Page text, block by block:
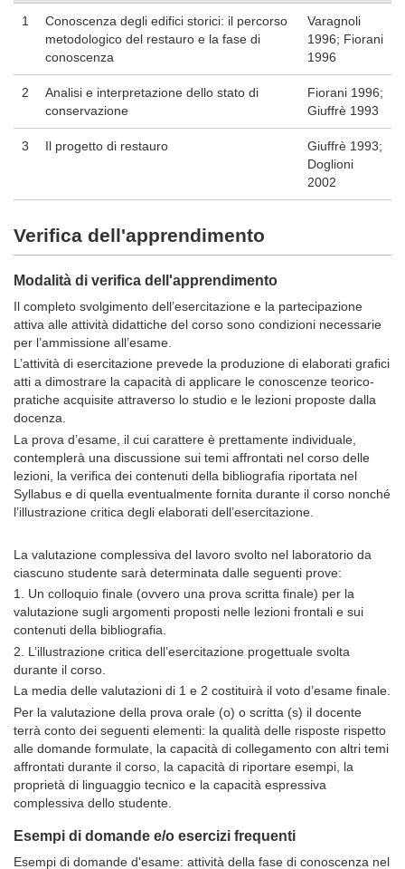
1
Conoscenza degli edifici storici: il percorso
metodologico del restauro e la fase di
conoscenza
Varagnoli
1996; Fiorani
1996
2
Analisi e interpretazione dello stato di
conservazione
Fiorani 1996;
Giuffrè 1993
3 Il progetto di restauro
Giuffrè 1993;
Doglioni
2002
Verifica dell'apprendimento
Modalità di verifica dell'apprendimento
Il completo svolgimento dell’esercitazione e la partecipazione
attiva alle attività didattiche del corso sono condizioni necessarie
per l’ammissione all’esame.
L’attività di esercitazione prevede la produzione di elaborati grafici
atti a dimostrare la capacità di applicare le conoscenze teorico-
pratiche acquisite attraverso lo studio e le lezioni proposte dalla
docenza.
La prova d’esame, il cui carattere è prettamente individuale,
contemplerà una discussione sui temi affrontati nel corso delle
lezioni, la verifica dei contenuti della bibliografia riportata nel
Syllabus e di quella eventualmente fornita durante il corso nonché
l’illustrazione critica degli elaborati dell’esercitazione.
La valutazione complessiva del lavoro svolto nel laboratorio da
ciascuno studente sarà determinata dalle seguenti prove:
1. Un colloquio finale (ovvero una prova scritta finale) per la
valutazione sugli argomenti proposti nelle lezioni frontali e sui
contenuti della bibliografia.
2. L’illustrazione critica dell’esercitazione progettuale svolta
durante il corso.
La media delle valutazioni di 1 e 2 costituirà il voto d’esame finale.
Per la valutazione della prova orale (o) o scritta (s) il docente
terrà conto dei seguenti elementi: la qualità delle risposte rispetto
alle domande formulate, la capacità di collegamento con altri temi
affrontati durante il corso, la capacità di riportare esempi, la
proprietà di linguaggio tecnico e la capacità espressiva
complessiva dello studente.
Esempi di domande e/o esercizi frequenti
Esempi di domande d'esame: attività della fase di conoscenza nel